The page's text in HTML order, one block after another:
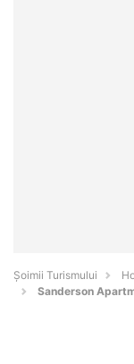
Șoimii Turismului
Sanderson